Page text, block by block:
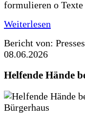
formulieren o Texte
Weiterlesen
Bericht von:
08.06.2026
Helfende Hände